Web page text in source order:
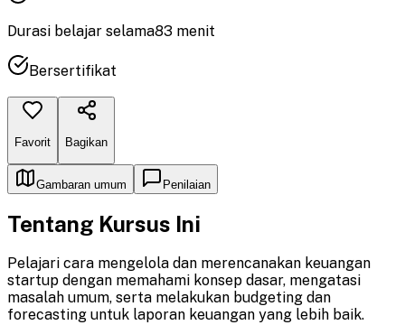
Durasi belajar selama83 menit
Bersertifikat
Favorit Bagikan
Gambaran umum Penilaian
Tentang Kursus Ini
Pelajari cara mengelola dan merencanakan keuangan
startup dengan memahami konsep dasar, mengatasi
masalah umum, serta melakukan budgeting dan
forecasting untuk laporan keuangan yang lebih baik.